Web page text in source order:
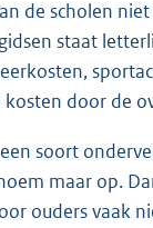
de scholen
staat
door de
soort
maar op.
ouders vaak